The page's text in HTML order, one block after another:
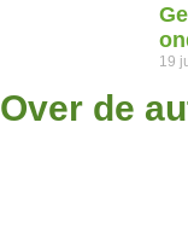
19
Over de